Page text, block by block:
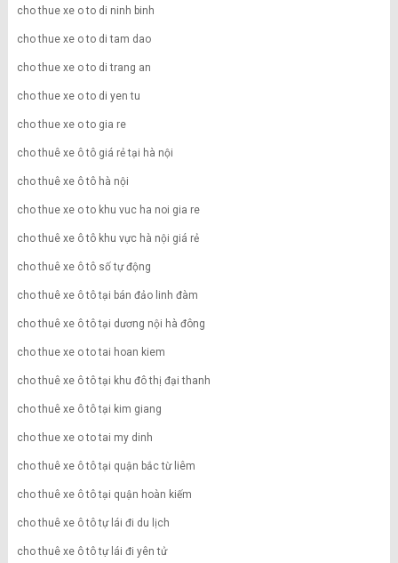
cho thue xe o to di ninh binh
cho thue xe o to di tam dao
cho thue xe o to di trang an
cho thue xe o to di yen tu
cho thue xe o to gia re
cho thuê xe ô tô giá rẻ tại hà nội
cho thuê xe ô tô hà nội
cho thue xe o to khu vuc ha noi gia re
cho thuê xe ô tô khu vực hà nội giá rẻ
cho thuê xe ô tô số tự động
cho thuê xe ô tô tại bán đảo linh đàm
cho thuê xe ô tô tại dương nội hà đông
cho thue xe o to tai hoan kiem
cho thuê xe ô tô tại khu đô thị đại thanh
cho thuê xe ô tô tại kim giang
cho thue xe o to tai my dinh
cho thuê xe ô tô tại quận bắc từ liêm
cho thuê xe ô tô tại quận hoàn kiếm
cho thuê xe ô tô tự lái đi du lịch
cho thuê xe ô tô tự lái đi yên tử